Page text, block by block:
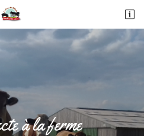

à la ferme